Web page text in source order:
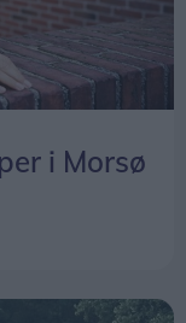
i Morsø